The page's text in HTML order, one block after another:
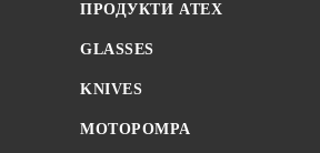
ПРОДУКТИ ATEX
GLASSES
KNIVES
MOTOPOMPA